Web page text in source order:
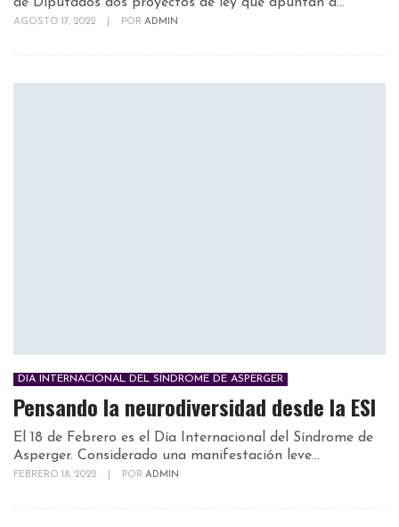
de Diputados dos proyectos de ley que apuntan a...
AGOSTO 17, 2022 POR ADMIN
DIA INTERNACIONAL DEL SÍNDROME DE ASPERGER
Pensando la neurodiversidad desde la ESI
El 18 de Febrero es el Día Internacional del Síndrome de
Asperger. Considerado una manifestación leve...
FEBRERO 18, 2022 POR ADMIN